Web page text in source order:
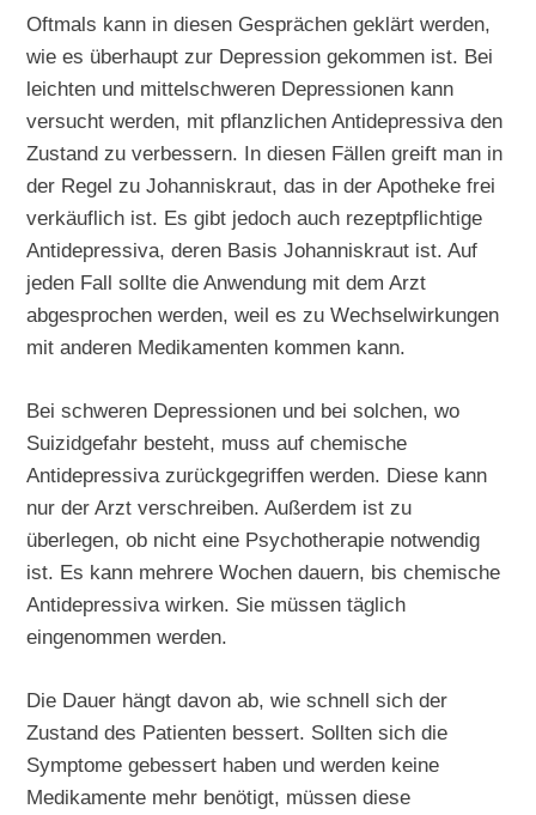
Oftmals kann in diesen Gesprächen geklärt werden,
wie es überhaupt zur Depression gekommen ist. Bei
leichten und mittelschweren Depressionen kann
versucht werden, mit pflanzlichen Antidepressiva den
Zustand zu verbessern. In diesen Fällen greift man in
der Regel zu Johanniskraut, das in der Apotheke frei
verkäuflich ist. Es gibt jedoch auch rezeptpflichtige
Antidepressiva, deren Basis Johanniskraut ist. Auf
jeden Fall sollte die Anwendung mit dem Arzt
abgesprochen werden, weil es zu Wechselwirkungen
mit anderen Medikamenten kommen kann.
Bei schweren Depressionen und bei solchen, wo
Suizidgefahr besteht, muss auf chemische
Antidepressiva zurückgegriffen werden. Diese kann
nur der Arzt verschreiben. Außerdem ist zu
überlegen, ob nicht eine Psychotherapie notwendig
ist. Es kann mehrere Wochen dauern, bis chemische
Antidepressiva wirken. Sie müssen täglich
eingenommen werden.
Die Dauer hängt davon ab, wie schnell sich der
Zustand des Patienten bessert. Sollten sich die
Symptome gebessert haben und werden keine
Medikamente mehr benötigt, müssen diese